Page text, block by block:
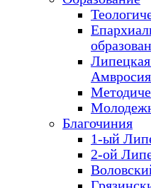
Благочиния
1-ый
2-ой